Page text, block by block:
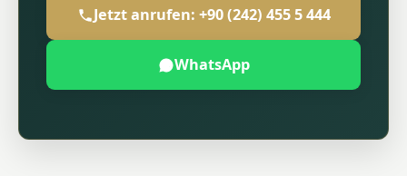
Jetzt anrufen: +90 (242) 455 5 444
WhatsApp